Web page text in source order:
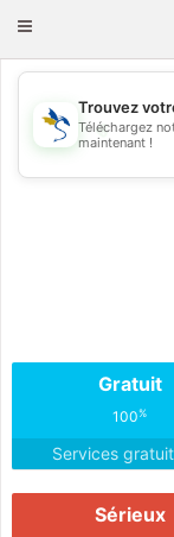
Toggle
💖
Trouvez
Téléchargez
maintenant !
Gratuit
100%
Services
Sérieux